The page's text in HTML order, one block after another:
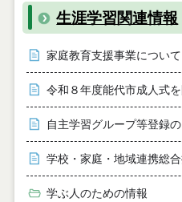
生涯学習関連情報
家庭教育支援事業について
令和８年度能代市成人式
自主学習グループ等登録
学校・家庭・地域連携総
学ぶ人のための情報